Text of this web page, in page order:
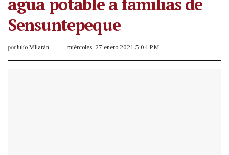
Sensuntepeque
porJulio Villarán miércoles, 27 enero 2021 5:04 PM